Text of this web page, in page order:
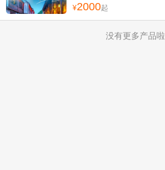
2000起
没有更多产品啦